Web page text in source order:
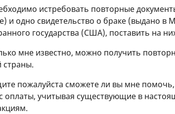
истребовать повторные
и одно свидетельство о браке (выдано в
государства (США), поставить на
мне известно, можно получить
страны.
пожалуйста сможете ли вы мне помочь,
оплаты, учитывая существующие в